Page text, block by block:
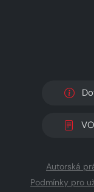
Autorská
Podmínky pro